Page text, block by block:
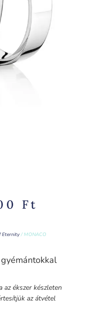
Ft
Eternity/ MONACO
ékszer készleten
az átvétel